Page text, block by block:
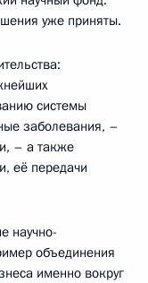
уже приняты.
системы
заболевания, –
– а также
её передачи
научно-
объединения
именно вокруг